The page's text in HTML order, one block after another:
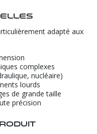
adapté aux
complexes
nucléaire)
lourds
de grande taille
précision